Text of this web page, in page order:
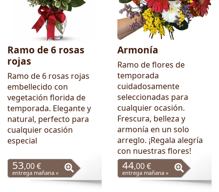
Ramo de 6 rosas
rojas
Ramo de 6 rosas rojas
embellecido con
vegetación florida de
temporada. Elegante y
natural, perfecto para
cualquier ocasión
especial
53,00 €
entrega mañana »
Armonía
Ramo de flores de
temporada
cuidadosamente
seleccionadas para
cualquier ocasión.
Frescura, belleza y
armonía en un solo
arreglo. ¡Regala alegría
con nuestras flores!
44,00 €
entrega mañana »